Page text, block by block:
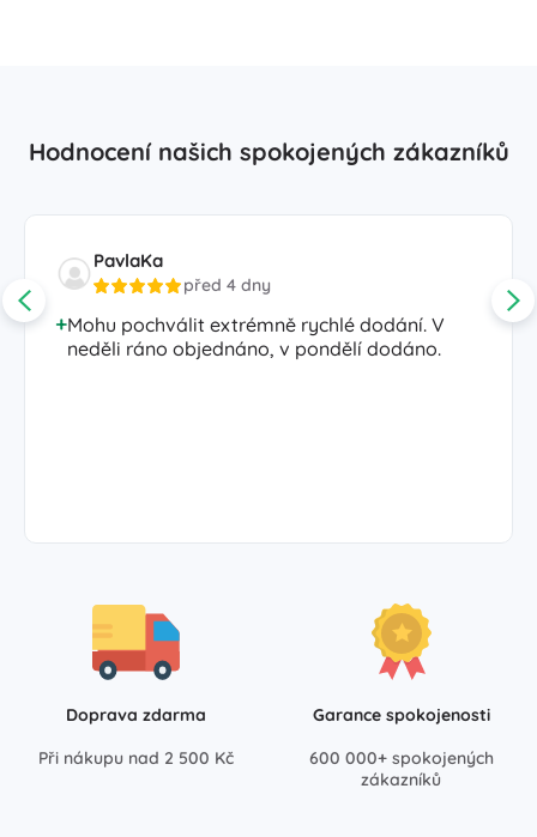
Hodnocení našich spokojených zákazníků
PavlaKa
před 4 dny
Mohu pochválit extrémně rychlé dodání. V
neděli ráno objednáno, v pondělí dodáno.
Doprava zdarma
Při nákupu nad 2 500 Kč
Garance spokojenosti
600 000+ spokojených
zákazníků